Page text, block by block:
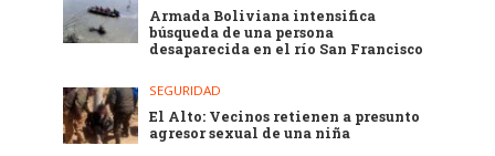
Armada Boliviana intensifica
búsqueda de una persona
desaparecida en el río San Francisco
SEGURIDAD
El Alto: Vecinos retienen a presunto
agresor sexual de una niña